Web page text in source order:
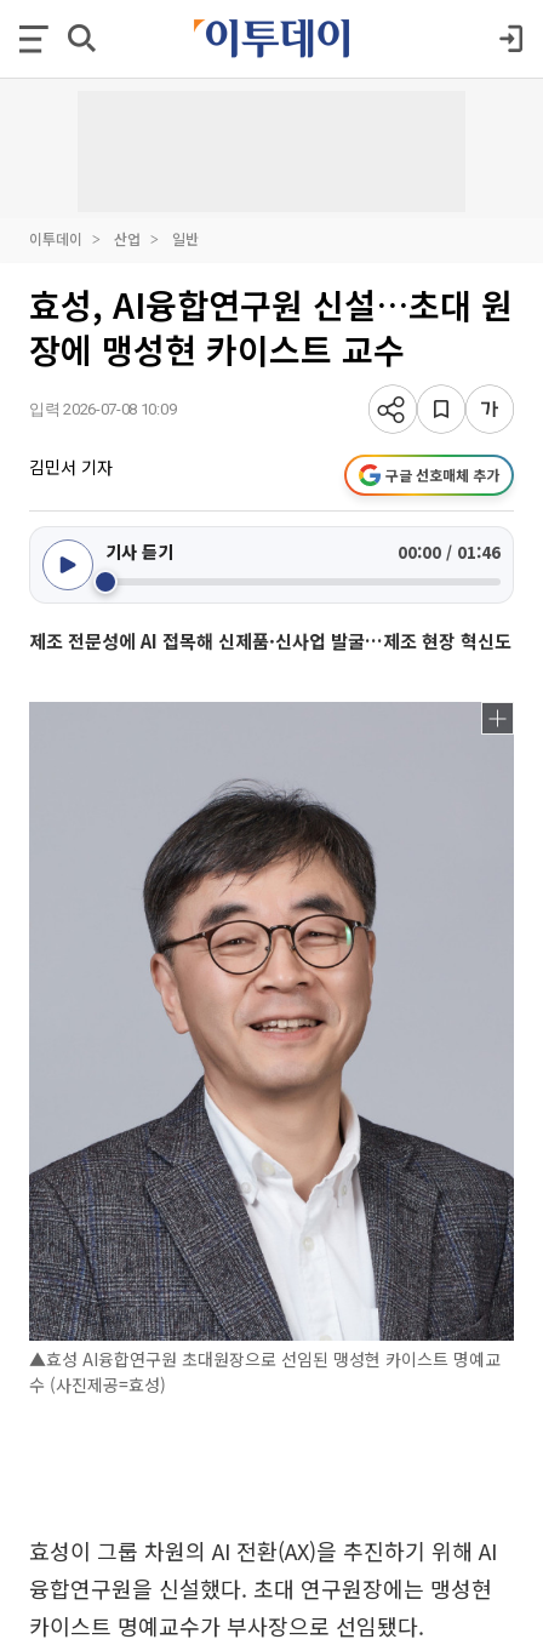
이투데이 산업 일반
효성, AI융합연구원 신설…초대 원
장에 맹성현 카이스트 교수
입력 2026-07-08 10:09
김민서 기자 구글 선호매체 추가
기사 듣기 00:00 / 01:46
제조 전문성에 AI 접목해 신제품·신사업 발굴…제조 현장 혁신도
▲효성 AI융합연구원 초대원장으로 선임된 맹성현 카이스트 명예교
수 (사진제공=효성)
효성이 그룹 차원의 AI 전환(AX)을 추진하기 위해 AI
융합연구원을 신설했다. 초대 연구원장에는 맹성현
카이스트 명예교수가 부사장으로 선임됐다.